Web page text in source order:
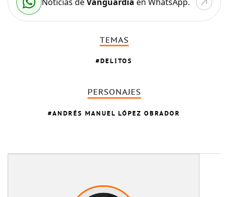
TEMAS
DELITOS
PERSONAJES
ANDRÉS MANUEL LÓPEZ OBRADOR